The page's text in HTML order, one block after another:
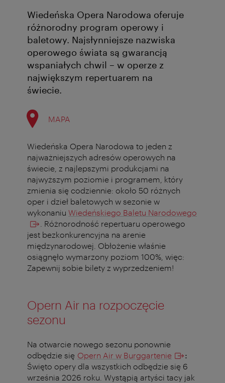
Wiedeńska Opera Narodowa oferuje
różnorodny program operowy i
baletowy. Najsłynniejsze nazwiska
operowego świata są gwarancją
wspaniałych chwil – w operze z
największym repertuarem na
świecie.
MAPA
Wiedeńska Opera Narodowa to jeden z
najważniejszych adresów operowych na
świecie, z najlepszymi produkcjami na
najwyższym poziomie i programem, który
zmienia się codziennie: około 50 różnych
oper i dzieł baletowych w sezonie w
wykonaniu Wiedeńskiego Baletu Narodowego
. Różnorodność repertuaru operowego
jest bezkonkurencyjna na arenie
międzynarodowej. Obłożenie właśnie
osiągnęło wymarzony poziom 100%, więc:
Zapewnij sobie bilety z wyprzedzeniem!
Opern Air na rozpoczęcie
sezonu
Na otwarcie nowego sezonu ponownie
odbędzie się Opern Air w Burggartenie
:
Święto opery dla wszystkich odbędzie się 6
września 2026 roku. Wystąpią artyści tacy jak